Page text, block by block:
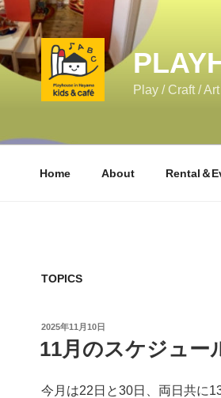
Play / Craft /
Home About Rental＆
TOPICS
投
2025年11月10日
11月のスケジュー
今月は22日と30日、両日共に